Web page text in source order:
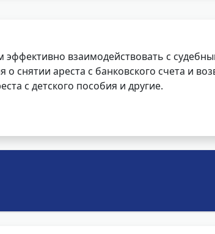
взаимодействовать с
снятии ареста с банковского счета и
с детского пособия и другие.